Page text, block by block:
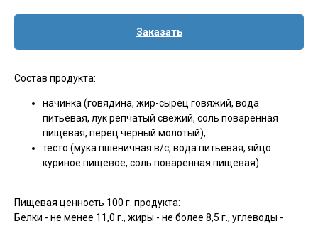
Заказать
Состав продукта:
начинка (говядина, жир-сырец говяжий, вода
питьевая, лук репчатый свежий, соль поваренная
пищевая, перец черный молотый),
тесто (мука пшеничная в/с, вода питьевая, яйцо
куриное пищевое, соль поваренная пищевая)
Пищевая ценность 100 г. продукта:
Белки - не менее 11,0 г., жиры - не более 8,5 г., углеводы -